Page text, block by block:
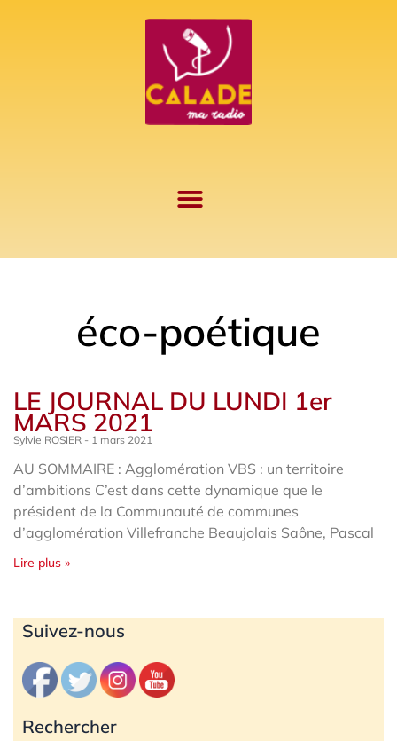
éco-poétique
LE JOURNAL DU LUNDI 1er
MARS 2021
Sylvie ROSIER 1 mars 2021
AU SOMMAIRE : Agglomération VBS : un territoire
d’ambitions C’est dans cette dynamique que le
président de la Communauté de communes
d’agglomération Villefranche Beaujolais Saône, Pascal
Lire plus »
Suivez-nous
Rechercher
Archives